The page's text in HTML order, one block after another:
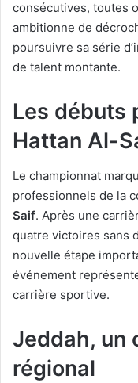
consécutives, toutes
ambitionne de
poursuivre sa série
de talent montante.
Les débuts
Hattan Al-
Le championnat
professionnels de la
Saif. Après une
quatre victoires sans
nouvelle étape
événement
carrière sportive.
Jeddah, un
régional